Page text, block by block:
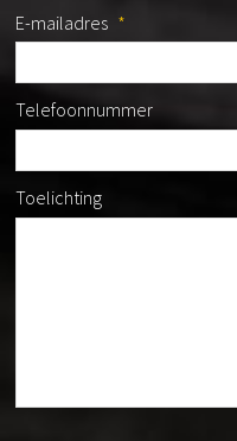
E-mailadres *
Telefoonnummer
Toelichting